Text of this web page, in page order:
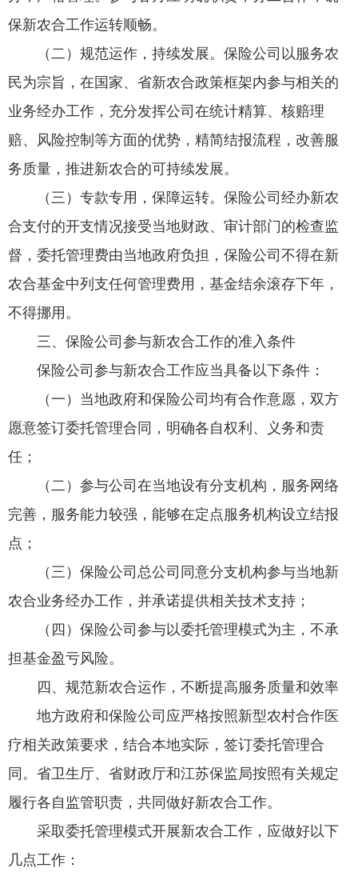
保新农合工作运转顺畅。
（二）规范运作，持续发展。保险公司以服务农
民为宗旨，在国家、省新农合政策框架内参与相关的
业务经办工作，充分发挥公司在统计精算、核赔理
赔、风险控制等方面的优势，精简结报流程，改善服
务质量，推进新农合的可持续发展。
（三）专款专用，保障运转。保险公司经办新农
合支付的开支情况接受当地财政、审计部门的检查监
督，委托管理费由当地政府负担，保险公司不得在新
农合基金中列支任何管理费用，基金结余滚存下年，
不得挪用。
三、保险公司参与新农合工作的准入条件
保险公司参与新农合工作应当具备以下条件：
（一）当地政府和保险公司均有合作意愿，双方
愿意签订委托管理合同，明确各自权利、义务和责
任；
（二）参与公司在当地设有分支机构，服务网络
完善，服务能力较强，能够在定点服务机构设立结报
点；
（三）保险公司总公司同意分支机构参与当地新
农合业务经办工作，并承诺提供相关技术支持；
（四）保险公司参与以委托管理模式为主，不承
担基金盈亏风险。
四、规范新农合运作，不断提高服务质量和效率
地方政府和保险公司应严格按照新型农村合作医
疗相关政策要求，结合本地实际，签订委托管理合
同。省卫生厅、省财政厅和江苏保监局按照有关规定
履行各自监管职责，共同做好新农合工作。
采取委托管理模式开展新农合工作，应做好以下
几点工作：